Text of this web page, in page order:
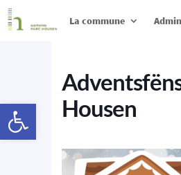
La commune
Housen
Ouvrir la barre d’outils